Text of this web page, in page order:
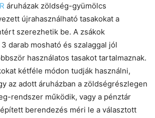
áruházak zöldség-gyümölcs
újrahasználható tasakokat a
szerezhetik be. A zsákok
darab mosható és szalaggal jól
használatos tasakot tartalmaznak.
kétféle módon tudják használni,
az adott áruházban a zöldségrészlegen
rendszer működik, vagy a pénztár
berendezés méri le a választott
Mr wAIste Close
ma?